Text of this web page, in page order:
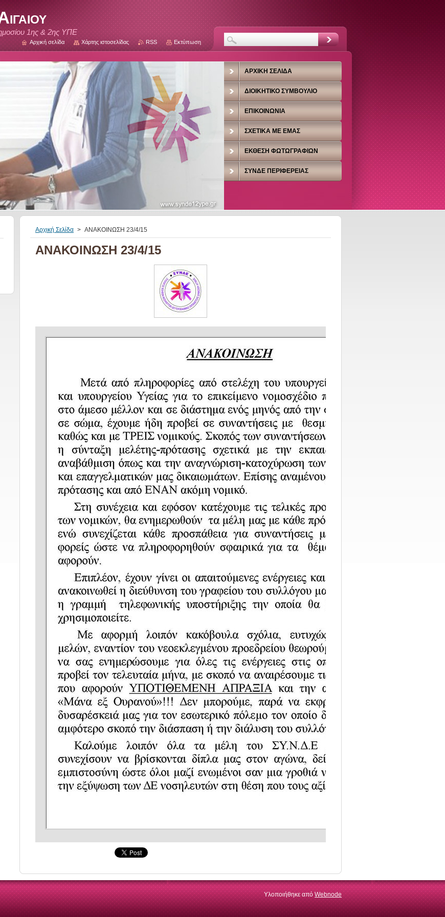
1ης & 2ης ΥΠΕ
Αρχική Σελίδα > ΑΝΑΚΟΙΝΩΣΗ 23/4/15
ΑΝΑΚΟΙΝΩΣΗ 23/4/15
ΑΡΧΙΚΉ ΣΕΛΊΔΑ
ΔΙΟΙΚΗΤΙΚΌ ΣΥΜΒΟΎΛΙΟ
ΕΠΙΚΟΙΝΩΝΊΑ
ΣΧΕΤΙΚΆ ΜΕ ΕΜΆΣ
ΈΚΘΕΣΗ ΦΩΤΩΓΡΑΦΙΏΝ
ΣΥΝΔΕ ΠΕΡΙΦΈΡΕΙΑΣ
Αρχική σελίδα Χάρτης ιστοσελίδας RSS Εκτύπωση
Υλοποιήθηκε απόWebnode